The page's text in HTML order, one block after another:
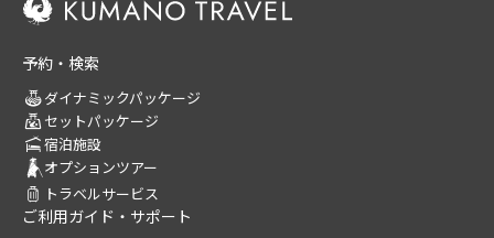
予約・検索
ダイナミックパッケージ
セットパッケージ
宿泊施設
オプションツアー
トラベルサービス
ご利用ガイド・サポート